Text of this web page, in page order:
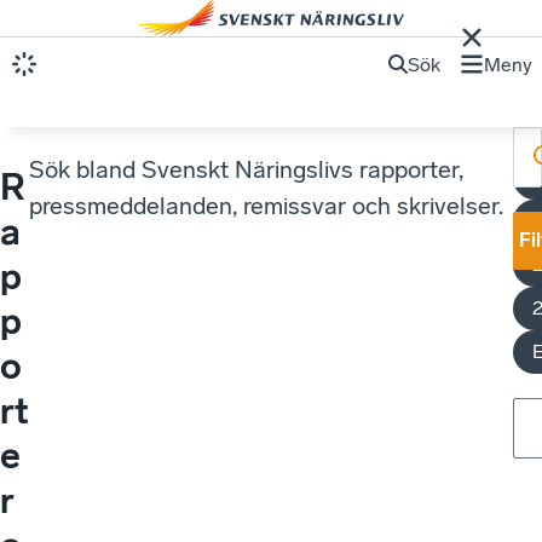
Sök Meny
R
a
p
p
o
rt
e
r
Sök bland Svenskt Näringslivs rapporter,
pressmeddelanden, remissvar och skrivelser.